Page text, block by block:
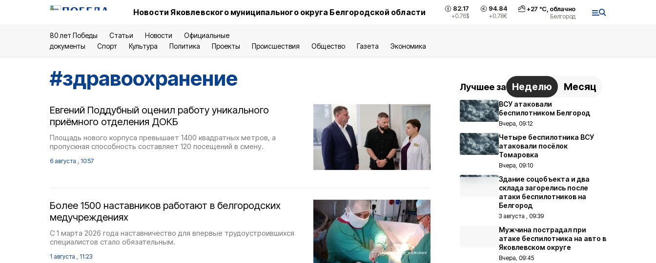
Новости Яковлевского муниципального округа Белгородской области 82.17
+0.76$
94.84
+0.78€
+27 °С, облачно
Белгород
80 лет Победы Статьи Новости
Официальные
документы
Спорт Культура Политика Проекты Происшествия Общество Газета Экономика
#здравоохранение
Евгений Поддубный оценил работу уникального
приёмного отделения ДОКБ
Площадь нового корпуса превышает 1400 квадратных метров, а
пропускная способность составляет 120 посещений в смену.
6 августа , 10:57
Более 1500 наставников работают в белгородских
медучреждениях
С 1 марта 2026 года наставничество для впервые трудоустроившихся
специалистов стало обязательным.
1 августа , 11:23
Лучшее за Неделю Месяц
ВСУ атаковали
беспилотником Белгород
Вчера, 09:12
Четыре беспилотника ВСУ
атаковали посёлок
Томаровка
Вчера, 09:10
Здание соцобъекта и два
склада загорелись после
атаки беспилотников на
Белгород
3 августа , 09:39
Мужчина пострадал при
атаке беспилотника на авто в
Яковлевском округе
Вчера, 09:45